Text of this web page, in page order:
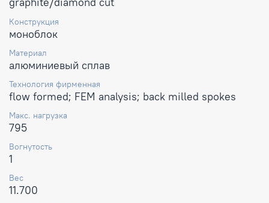
Конструкция
моноблок
Материал
алюминиевый сплав
Технология фирменная
flow formed; FEM analysis; back milled spokes
Макс. нагрузка
795
Вогнутость
1
Вес
11.700